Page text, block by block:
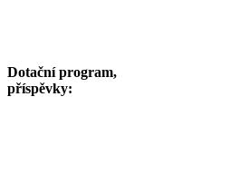
Dotační program,
příspěvky: